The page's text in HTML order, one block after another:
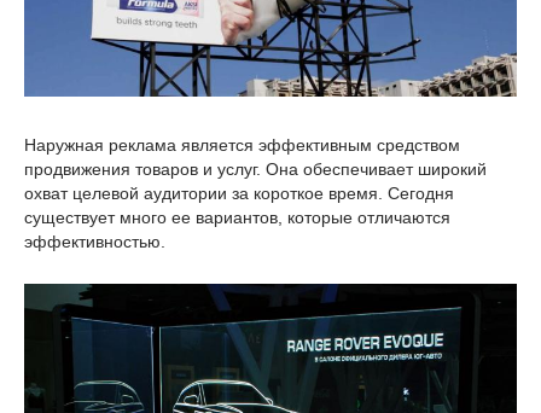
Наружная реклама является эффективным средством
продвижения товаров и услуг. Она обеспечивает широкий
охват целевой аудитории за короткое время. Сегодня
существует много ее вариантов, которые отличаются
эффективностью.